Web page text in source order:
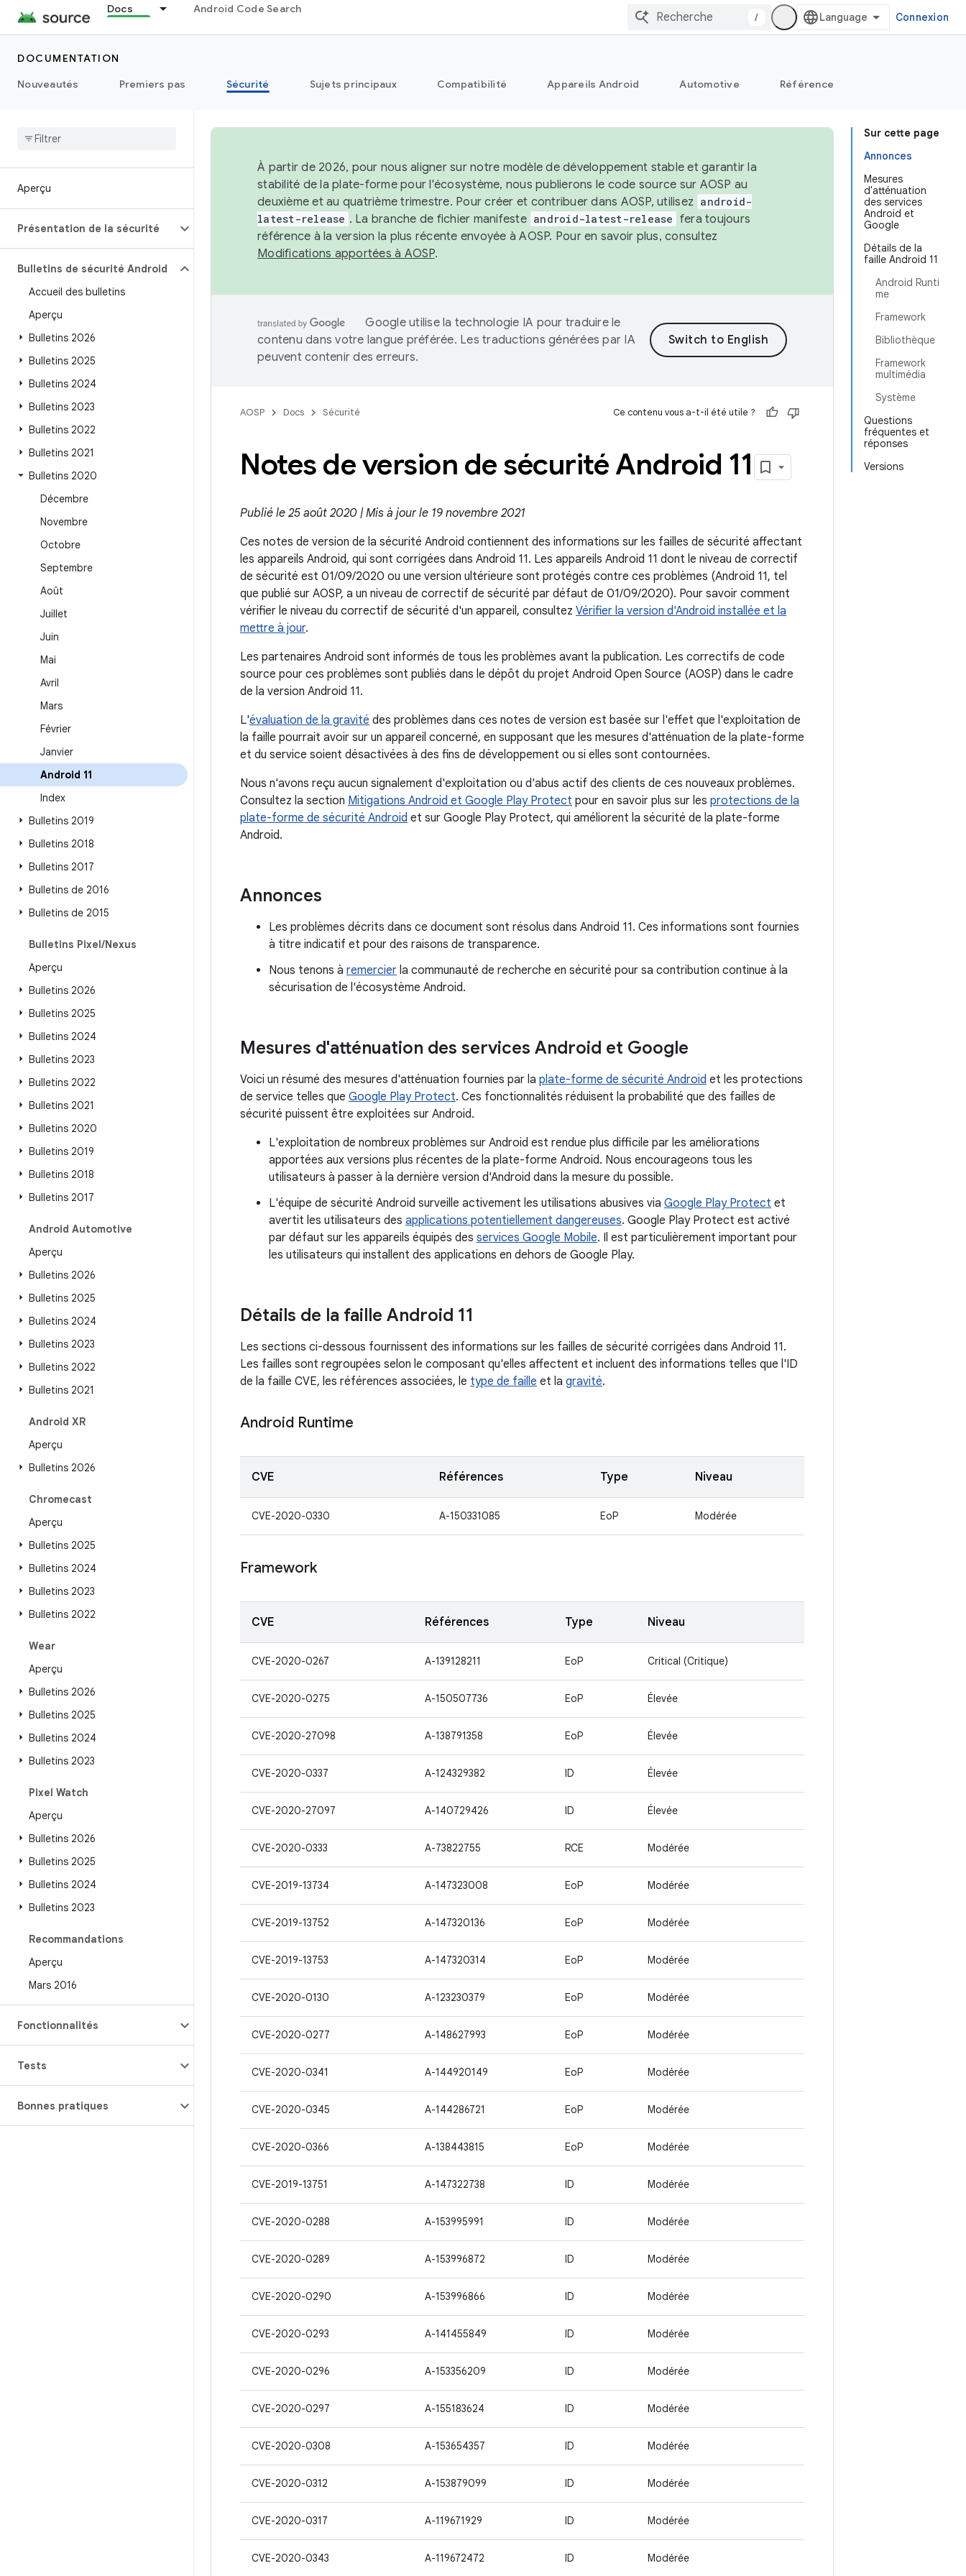
Docs Android Code Search
/ Connexion
DOCUMENTATION
Nouveautés
Premiers pas Sécurité Sujets principaux Compatibilité Appareils Android Automotive Référence
Aperçu
Présentation de la sécurité
Bulletins de sécurité Android
Accueil des bulletins
Aperçu
Bulletins 2026
Bulletins 2025
Bulletins 2024
Bulletins 2023
Bulletins 2022
Bulletins 2021
Bulletins 2020
Décembre
Novembre
Octobre
Septembre
Août
Juillet
Juin
Mai
Avril
Mars
Février
Janvier
Android 11
Index
Bulletins 2019
Bulletins 2018
Bulletins 2017
Bulletins de 2016
Bulletins de 2015
Bulletins Pixel/Nexus
Aperçu
Bulletins 2026
Bulletins 2025
Bulletins 2024
Bulletins 2023
Bulletins 2022
Bulletins 2021
Bulletins 2020
Bulletins 2019
Bulletins 2018
Bulletins 2017
Android Automotive
Aperçu
Bulletins 2026
Bulletins 2025
Bulletins 2024
Bulletins 2023
Bulletins 2022
Bulletins 2021
Android XR
Aperçu
Bulletins 2026
Chromecast
Aperçu
Bulletins 2025
Bulletins 2024
Bulletins 2023
Bulletins 2022
Wear
Aperçu
Bulletins 2026
Bulletins 2025
Bulletins 2024
Bulletins 2023
Pixel Watch
Aperçu
Bulletins 2026
Bulletins 2025
Bulletins 2024
Bulletins 2023
Recommandations
Aperçu
Mars 2016
Fonctionnalités
Tests
Bonnes pratiques
Sur cette page
Annonces
Mesures
d'atténuation
des services
Android et
Google
Détails de la
faille Android 11
Android Runti
me
Framework
Bibliothèque
Framework
multimédia
Système
Questions
fréquentes et
réponses
Versions
À partir de 2026, pour nous aligner sur notre modèle de développement stable et garantir la
stabilité de la plate-forme pour l'écosystème, nous publierons le code source sur AOSP au
deuxième et au quatrième trimestre. Pour créer et contribuer dans AOSP, utilisez android-
latest-release . La branche de fichier manifeste android-latest-release fera toujours
référence à la version la plus récente envoyée à AOSP. Pour en savoir plus, consultez
Modifications apportées à AOSP.
Google utilise la technologie IA pour traduire le
contenu dans votre langue préférée. Les traductions générées par IA
peuvent contenir des erreurs.
AOSP Docs Sécurité Ce contenu vous a-t-il été utile ?
Notes de version de sécurité Android 11
Publié le 25 août 2020 | Mis à jour le 19 novembre 2021
Ces notes de version de la sécurité Android contiennent des informations sur les failles de sécurité affectant
les appareils Android, qui sont corrigées dans Android 11. Les appareils Android 11 dont le niveau de correctif
de sécurité est 01/09/2020 ou une version ultérieure sont protégés contre ces problèmes (Android 11, tel
que publié sur AOSP, a un niveau de correctif de sécurité par défaut de 01/09/2020). Pour savoir comment
vérifier le niveau du correctif de sécurité d'un appareil, consultez Vérifier la version d'Android installée et la
mettre à jour.
Les partenaires Android sont informés de tous les problèmes avant la publication. Les correctifs de code
source pour ces problèmes sont publiés dans le dépôt du projet Android Open Source (AOSP) dans le cadre
de la version Android 11.
L'évaluation de la gravité des problèmes dans ces notes de version est basée sur l'effet que l'exploitation de
la faille pourrait avoir sur un appareil concerné, en supposant que les mesures d'atténuation de la plate-forme
et du service soient désactivées à des fins de développement ou si elles sont contournées.
Nous n'avons reçu aucun signalement d'exploitation ou d'abus actif des clients de ces nouveaux problèmes.
Consultez la section Mitigations Android et Google Play Protect pour en savoir plus sur les protections de la
plate-forme de sécurité Android et sur Google Play Protect, qui améliorent la sécurité de la plate-forme
Android.
Annonces
Les problèmes décrits dans ce document sont résolus dans Android 11. Ces informations sont fournies
à titre indicatif et pour des raisons de transparence.
Nous tenons à remercier la communauté de recherche en sécurité pour sa contribution continue à la
sécurisation de l'écosystème Android.
Mesures d'atténuation des services Android et Google
Voici un résumé des mesures d'atténuation fournies par la plate-forme de sécurité Android et les protections
de service telles que Google Play Protect. Ces fonctionnalités réduisent la probabilité que des failles de
sécurité puissent être exploitées sur Android.
L'exploitation de nombreux problèmes sur Android est rendue plus difficile par les améliorations
apportées aux versions plus récentes de la plate-forme Android. Nous encourageons tous les
utilisateurs à passer à la dernière version d'Android dans la mesure du possible.
L'équipe de sécurité Android surveille activement les utilisations abusives via Google Play Protect et
avertit les utilisateurs des applications potentiellement dangereuses. Google Play Protect est activé
par défaut sur les appareils équipés des services Google Mobile. Il est particulièrement important pour
les utilisateurs qui installent des applications en dehors de Google Play.
Détails de la faille Android 11
Les sections ci-dessous fournissent des informations sur les failles de sécurité corrigées dans Android 11.
Les failles sont regroupées selon le composant qu'elles affectent et incluent des informations telles que l'ID
de la faille CVE, les références associées, le type de faille et la gravité.
Android Runtime
CVE Références Type Niveau
CVE-2020-0330 A-150331085 EoP Modérée
Framework
CVE Références Type Niveau
CVE-2020-0267 A-139128211 EoP Critical (Critique)
CVE-2020-0275 A-150507736 EoP Élevée
CVE-2020-27098 A-138791358 EoP Élevée
CVE-2020-0337 A-124329382 ID Élevée
CVE-2020-27097 A-140729426 ID Élevée
CVE-2020-0333 A-73822755 RCE Modérée
CVE-2019-13734 A-147323008 EoP Modérée
CVE-2019-13752 A-147320136 EoP Modérée
CVE-2019-13753 A-147320314 EoP Modérée
CVE-2020-0130 A-123230379 EoP Modérée
CVE-2020-0277 A-148627993 EoP Modérée
CVE-2020-0341 A-144920149 EoP Modérée
CVE-2020-0345 A-144286721 EoP Modérée
CVE-2020-0366 A-138443815 EoP Modérée
CVE-2019-13751 A-147322738 ID Modérée
CVE-2020-0288 A-153995991 ID Modérée
CVE-2020-0289 A-153996872 ID Modérée
CVE-2020-0290 A-153996866 ID Modérée
CVE-2020-0293 A-141455849 ID Modérée
CVE-2020-0296 A-153356209 ID Modérée
CVE-2020-0297 A-155183624 ID Modérée
CVE-2020-0308 A-153654357 ID Modérée
CVE-2020-0312 A-153879099 ID Modérée
CVE-2020-0317 A-119671929 ID Modérée
CVE-2020-0343 A-119672472 ID Modérée